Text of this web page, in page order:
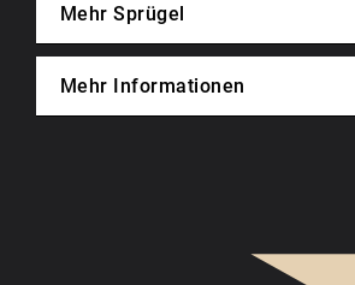
Mehr Sprügel
Mehr Informationen